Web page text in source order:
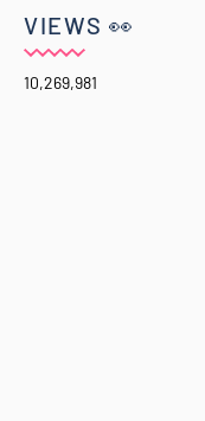
VIEWS 👀
10,269,981